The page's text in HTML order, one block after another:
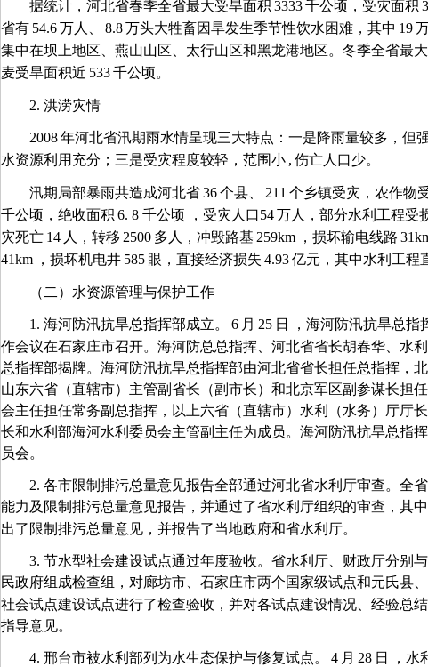
据统计，河北省春季全省最大受旱面积 3333千公顷，受灾面积
省有 54.6万人、 8.8万头大牲畜因旱发生季节性饮水困难，其中 19
集中在坝上地区、燕山山区、太行山区和黑龙港地区。冬季全省最
麦受旱面积近 533千公顷。
2. 洪涝灾情
2008年河北省汛期雨水情呈现三大特点：一是降雨量较多，但
水资源利用充分；三是受灾程度较轻，范围小 , 伤亡人口少。
汛期局部暴雨共造成河北省36个县、 211 个乡镇受灾，农作物
千公顷，绝收面积 6. 8 千公顷 ，受灾人口54万人，部分水利工程受
灾死亡 14 人，转移 2500 多人，冲毁路基 259km ，损坏输电线路
41km ，损坏机电井 585 眼，直接经济损失 4.93亿元，其中水利工程
（二）水资源管理与保护工作
1. 海河防汛抗旱总指挥部成立。 6 月 25 日
，海河防汛抗旱总
作会议在石家庄市召开。海河防总总指挥、河北省省长胡春华、水
总指挥部揭牌。海河防汛抗旱总指挥部由河北省省长担任总指挥，
山东六省（直辖市）主管副省长（副市长）和北京军区副参谋长担
会主任担任常务副总指挥，以上六省（直辖市）水利（水务）厅厅
长和水利部海河水利委员会主管副主任为成员。海河防汛抗旱总指
员会。
2. 各市限制排污总量意见报告全部通过河北省水利厅审查。全
能力及限制排污总量意见报告，并通过了省水利厅组织的审查，其
出了限制排污总量意见，并报告了当地政府和省水利厅。
3. 节水型社会建设试点通过年度验收。省水利厅、财政厅分别
民政府组成检查组，对廊坊市、石家庄市两个国家级试点和元氏县
社会试点建设试点进行了检查验收，并对各试点建设情况、经验总
指导意见。
4. 邢台市被水利部列为水生态保护与修复试点。 4 月 28 日
，